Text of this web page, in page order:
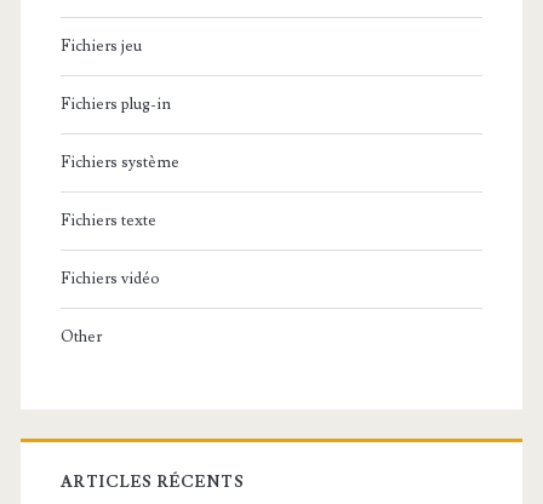
Fichiers jeu
Fichiers plug-in
Fichiers système
Fichiers texte
Fichiers vidéo
Other
ARTICLES RÉCENTS